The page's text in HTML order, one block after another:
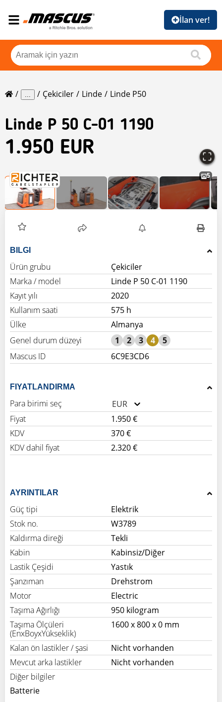
İlan ver!
... Çekiciler Linde Linde P50
Linde P 50 C-01 1190
1.950 EUR
5
BILGI
Ürün grubu
Çekiciler
Marka / model
Linde P 50 C-01 1190
Kayıt yılı
2020
Kullanım saati
575 h
Ülke
Almanya
Genel durum düzeyi
1 2 3 4
5
Mascus ID
6C9E3CD6
FIYATLANDIRMA
Para birimi seç
EUR
Fiyat
1.950 €
KDV
370 €
KDV dahil fiyat
2.320 €
AYRINTILAR
Güç tipi
Elektrik
Stok no.
W3789
Kaldırma direği
Tekli
Kabin
Kabinsiz/Diğer
Lastik Çeşidi
Yastık
Şanzıman
Drehstrom
Motor
Electric
Taşıma Ağırlığı
950 kilogram
Taşıma Ölçüleri
(EnxBoyxYükseklik)
1600 x 800 x 0 mm
Kalan ön lastikler / şasi
Nicht vorhanden
Mevcut arka lastikler
Nicht vorhanden
Diğer bilgiler
Batterie